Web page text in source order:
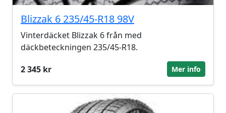
Blizzak 6 235/45-R18 98V
Vinterdäcket Blizzak 6 från med
däckbeteckningen 235/45-R18.
2 345 kr
Mer info